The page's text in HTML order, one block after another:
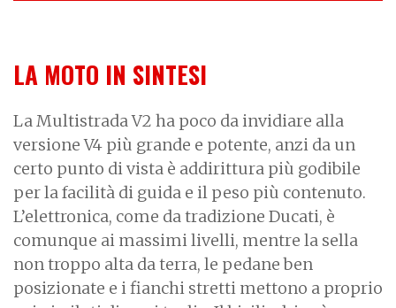
LA MOTO IN SINTESI
La Multistrada V2 ha poco da invidiare alla
versione V4 più grande e potente, anzi da un
certo punto di vista è addirittura più godibile
per la facilità di guida e il peso più contenuto.
L’elettronica, come da tradizione Ducati, è
comunque ai massimi livelli, mentre la sella
non troppo alta da terra, le pedane ben
posizionate e i fianchi stretti mettono a proprio